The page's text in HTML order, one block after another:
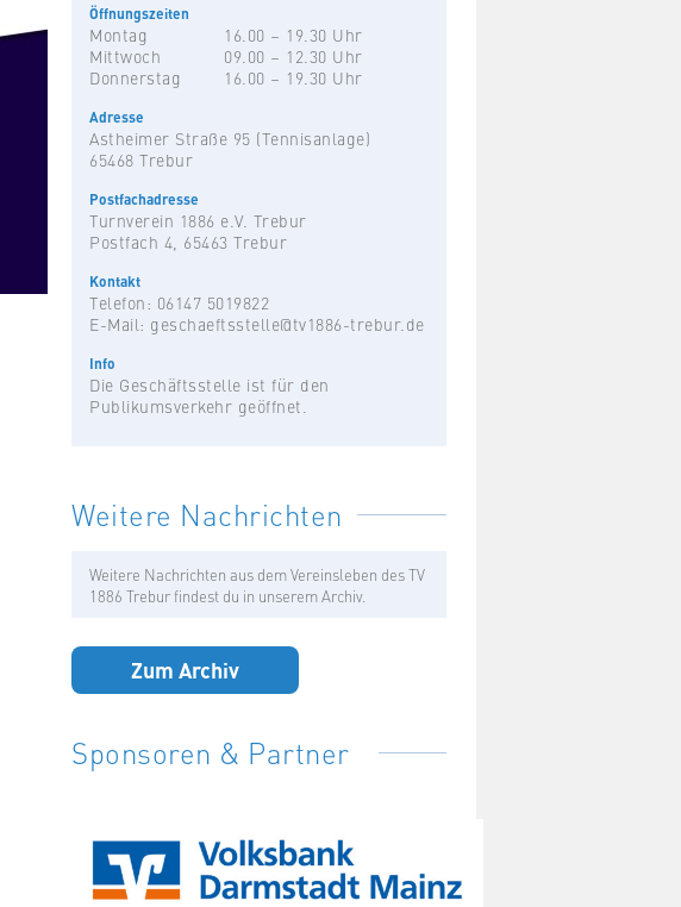
Öffnungszeiten
Montag
16.00 – 19.30 Uhr
Mittwoch
09.00 – 12.30 Uhr
Donnerstag
16.00 – 19.30 Uhr
Adresse
Astheimer Straße 95 (Tennisanlage)
65468 Trebur
Postfachadresse
Turnverein 1886 e.V. Trebur
Postfach 4, 65463 Trebur
Kontakt
Telefon: 06147 5019822
E-Mail: geschaeftsstelle@tv1886-trebur.de
Info
Die Geschäftsstelle ist für den
Publikumsverkehr geöffnet.
Weitere Nachrichten
Weitere Nachrichten aus dem Vereinsleben des TV
1886 Trebur findest du in unserem Archiv.
Zum Archiv
Sponsoren & Partner